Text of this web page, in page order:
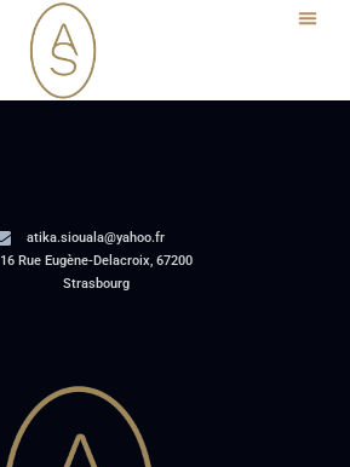
atika.siouala@yahoo.fr
16 Rue Eugène-Delacroix, 67200
Strasbourg